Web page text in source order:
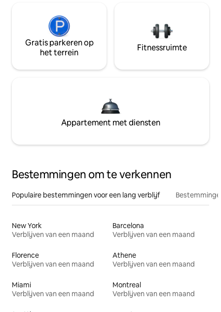
Gratis parkeren op
het terrein
Fitnessruimte
Appartement met diensten
Bestemmingen om te verkennen
Populaire bestemmingen voor een lang verblijf
New York
Verblijven van een maand
Barcelona
Verblijven van een maand
Florence
Verblijven van een maand
Athene
Verblijven van een maand
Miami
Verblijven van een maand
Montreal
Verblijven van een maand